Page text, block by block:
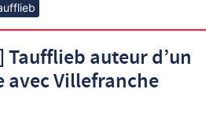
Taufflieb auteur d’un
Villefranche